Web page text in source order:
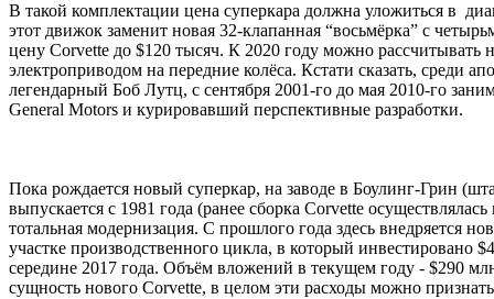
В такой комплектации цена суперкара должна уложиться в
этот движок заменит новая 32-клапанная “восьмёрка” с
цену Corvette до $120 тысяч. К 2020 году можно рассчитывать
электроприводом на передние колёса. Кстати сказать, среди
легендарный Боб Лутц, с сентября 2001-го до мая 2010-го
General Motors и курировавший перспективные разработки.
Пока рождается новый суперкар, на заводе в Боулинг-Грин
выпускается с 1981 года (ранее сборка Corvette
тотальная модернизация. С прошлого года здесь внедряется
участке производственного цикла, в который инвестировано
середине 2017 года. Объём вложений в текущем году - $290
сущность нового Corvette, в целом эти расходы можно